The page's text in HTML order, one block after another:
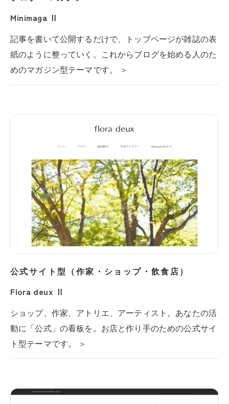
Minimaga Ⅱ
記事を書いて公開するだけで、トップページが雑誌の表
紙のように整っていく。これからブログを始める人のた
めのマガジン型テーマです。 ＞
公式サイト型（作家・ショップ・飲食店）
Flora deux Ⅱ
ショップ、作家、アトリエ、アーティスト。あなたの活
動に「公式」の看板を。お店と作り手のための公式サイ
ト型テーマです。 ＞